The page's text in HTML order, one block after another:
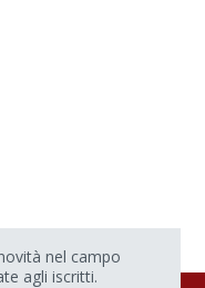
nel campo
agli iscritti.